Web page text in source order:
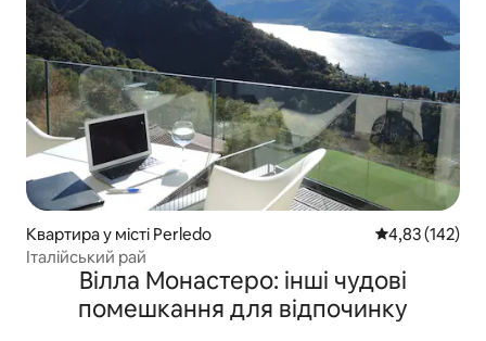
Квартира у місті Perledo Середня
4,83 (142)
Італійський рай
Вілла Монастеро: інші чудові
помешкання для відпочинку